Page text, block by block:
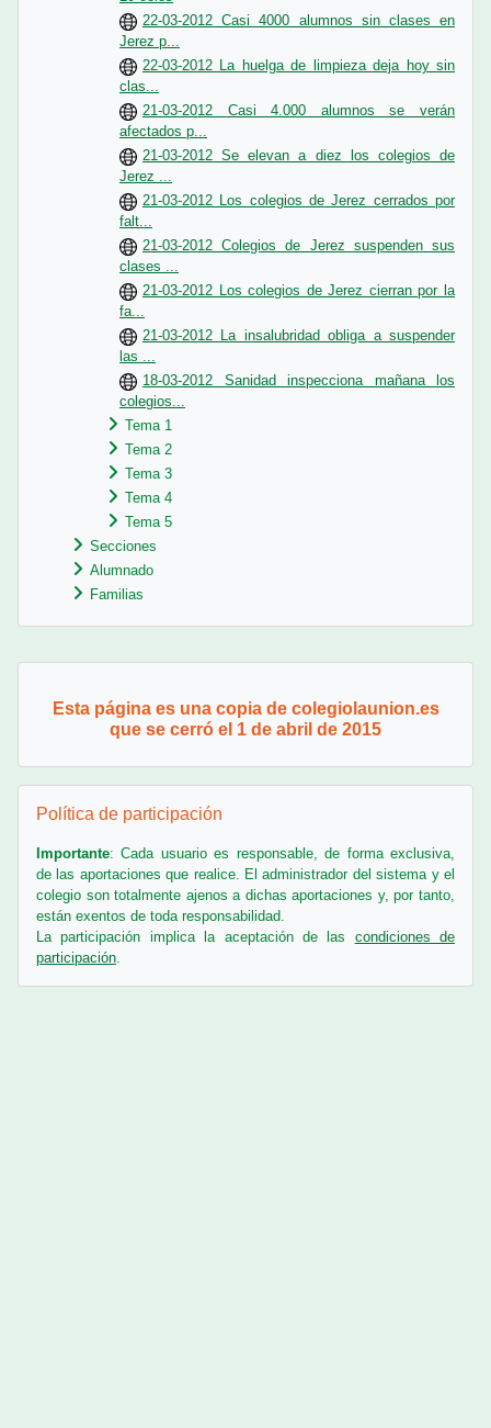
22-03-2012 Casi 4000 alumnos sin clases en
Jerez p...
22-03-2012 La huelga de limpieza deja hoy sin
clas...
21-03-2012 Casi 4.000 alumnos se verán
afectados p...
21-03-2012 Se elevan a diez los colegios de
Jerez ...
21-03-2012 Los colegios de Jerez cerrados por
falt...
21-03-2012 Colegios de Jerez suspenden sus
clases ...
21-03-2012 Los colegios de Jerez cierran por la
fa...
21-03-2012 La insalubridad obliga a suspender
las ...
18-03-2012 Sanidad inspecciona mañana los
colegios...
Tema 1
Tema 2
Tema 3
Tema 4
Tema 5
Secciones
Alumnado
Familias
Esta página es una copia de colegiolaunion.es
que se cerró el 1 de abril de 2015
Política de participación
Importante: Cada usuario es responsable, de forma exclusiva,
de las aportaciones que realice. El administrador del sistema y el
colegio son totalmente ajenos a dichas aportaciones y, por tanto,
están exentos de toda responsabilidad.
La participación implica la aceptación de las condiciones de
participación